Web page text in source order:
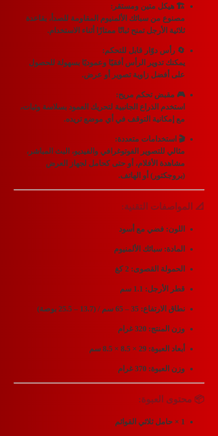
هيكل متين ومستقر:
منسبائك الألمنيوم المقاومة للصدأ، بقاعدة
الأرجل تمنح ثباتًا ممتازًا أثناء الاستخدام.
رأس دوّار قابل للتحكم:
تدوير الرأس أفقيًا وعموديًا بسهولة للحصول
أفضل زاوية تصوير أو عرض.
مقبض تحكم مريح:
الذراع الجانبيةلتحريك العمود بسلاسة وثبات،
إمكانية التوقف في أي موضع تريده.
استخدامات متعددة:
للتصوير الفوتوغرافي والفيديو، البث المباشر،
الأفلام، أو حتى كحامل لجهاز العرض
أو الهاتف.
التقنية:
فضي مع أسود
سبائك الألمنيوم
القصوى:2 كغ
الأرجل:1.1 سم
الارتفاع:35 – 65 سم / (13.7 – 25.5 بوصة)
المنتج:320 غرام
العبوة: 29 × 8.5 × 8.5 سم
العبوة:370 غرام
العبوة: